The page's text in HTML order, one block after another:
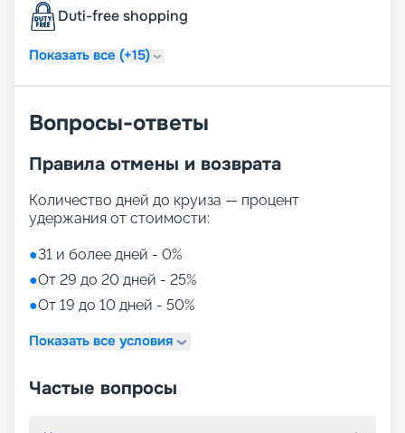
Подробное описание маршрутов, фото лайнера,
расписание круизов и цены на сезон 2026 - 2027
компании «Круиз.онлайн» можно не выходя из
Duti-free shopping
Показать все (+15)
Вопросы-ответы
Правила отмены и возврата
Количество дней до круиза — процент
удержания от стоимости:
●31 и более дней - 0%
●От 29 до 20 дней - 25%
●От 19 до 10 дней - 50%
Показать все условия
Частые вопросы